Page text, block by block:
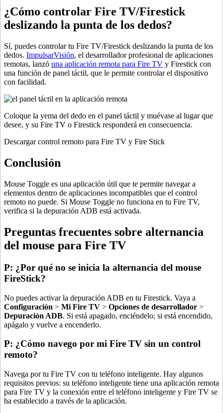
¿Cómo controlar Fire TV/Firestick
deslizando la punta de los dedos?
Sí, puedes controlar tu Fire TV/Firestick deslizando la punta de los
dedos. ImpulsarVisión, el desarrollador profesional de aplicaciones
remotas, lanzó una aplicación remota para Fire TV y Firestick con
una función de panel táctil, que le permite controlar el dispositivo
con facilidad.
Coloque la yema del dedo en el panel táctil y muévase al lugar que
desee, y su Fire TV o Firestick responderá en consecuencia.
Descargar control remoto para Fire TV y Fire Stick
Conclusión
Mouse Toggle es una aplicación útil que te permite navegar a
elementos dentro de aplicaciones incompatibles que el control
remoto no puede. Si Mouse Toggle no funciona en tu Fire TV,
verifica si la depuración ADB está activada.
Preguntas frecuentes sobre alternancia
del mouse para Fire TV
P: ¿Por qué no se inicia la alternancia del mouse
FireStick?
No puedes activar la depuración ADB en tu Firestick. Vaya a
Configuración > Mi Fire TV > Opciones de desarrollador >
Depuración ADB. Si está apagado, enciéndelo; si está encendido,
apágalo y vuelve a encenderlo.
P: ¿Cómo navego por mi Fire TV sin un control
remoto?
Navega por tu Fire TV con tu teléfono inteligente. Hay algunos
requisitos previos: su teléfono inteligente tiene una aplicación remota
para Fire TV y la conexión entre el teléfono inteligente y Fire TV se
ha establecido a través de la aplicación.